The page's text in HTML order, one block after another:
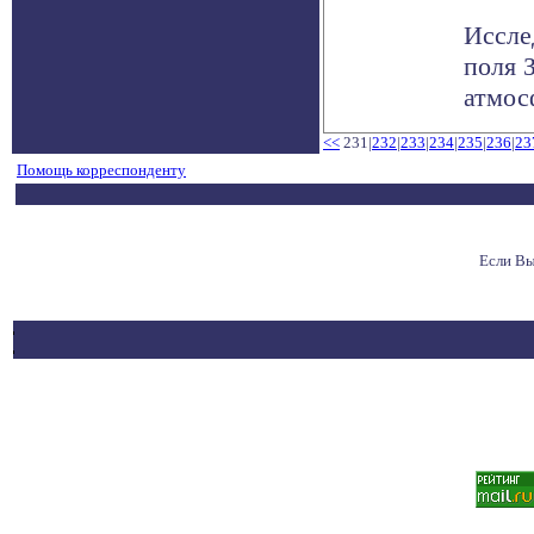
поля
<< 231|232|233|234|235|236|
Помощь корреспонденту
Если